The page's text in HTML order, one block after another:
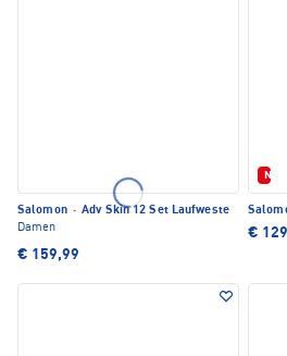
Salomon · Adv Skin 12 Set Laufweste
Damen
€ 159,99
Neu
€